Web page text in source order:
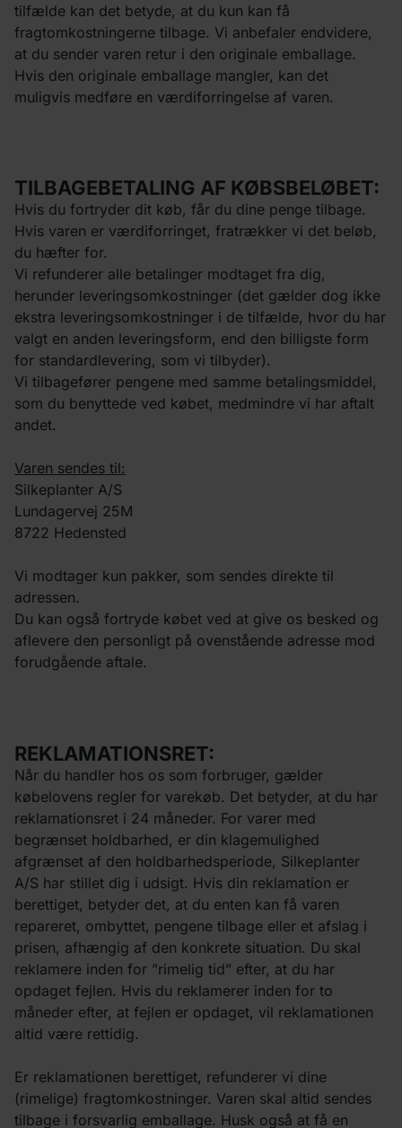
tilfælde kan det betyde, at du kun kan få
fragtomkostningerne tilbage. Vi anbefaler endvidere,
at du sender varen retur i den originale emballage.
Hvis den originale emballage mangler, kan det
muligvis medføre en værdiforringelse af varen.
TILBAGEBETALING AF KØBSBELØBET:
Hvis du fortryder dit køb, får du dine penge tilbage.
Hvis varen er værdiforringet, fratrækker vi det beløb,
du hæfter for.
Vi refunderer alle betalinger modtaget fra dig,
herunder leveringsomkostninger (det gælder dog ikke
ekstra leveringsomkostninger i de tilfælde, hvor du har
valgt en anden leveringsform, end den billigste form
for standardlevering, som vi tilbyder).
Vi tilbagefører pengene med samme betalingsmiddel,
som du benyttede ved købet, medmindre vi har aftalt
andet.
Varen sendes til:
Silkeplanter A/S
Lundagervej 25M
8722 Hedensted
Vi modtager kun pakker, som sendes direkte til
adressen.
Du kan også fortryde købet ved at give os besked og
aflevere den personligt på ovenstående adresse mod
forudgående aftale.
REKLAMATIONSRET:
Når du handler hos os som forbruger, gælder
købelovens regler for varekøb. Det betyder, at du har
reklamationsret i 24 måneder. For varer med
begrænset holdbarhed, er din klagemulighed
afgrænset af den holdbarhedsperiode, Silkeplanter
A/S har stillet dig i udsigt. Hvis din reklamation er
berettiget, betyder det, at du enten kan få varen
repareret, ombyttet, pengene tilbage eller et afslag i
prisen, afhængig af den konkrete situation. Du skal
reklamere inden for ”rimelig tid” efter, at du har
opdaget fejlen. Hvis du reklamerer inden for to
måneder efter, at fejlen er opdaget, vil reklamationen
altid være rettidig.
Er reklamationen berettiget, refunderer vi dine
(rimelige) fragtomkostninger. Varen skal altid sendes
tilbage i forsvarlig emballage. Husk også at få en